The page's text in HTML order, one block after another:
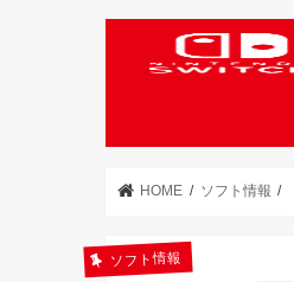
HOME ソフト情報
ソフト情報